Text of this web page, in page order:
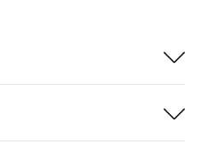
werken met de laptop.